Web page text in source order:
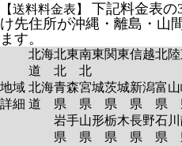
【送料料金表】
下記料金表の
け先住所が沖縄・離島・山
ます。
北海
道
北東
北
南東
北
関東信越北陸
地域
詳細
北海
道
青森
県
岩手
県
宮城
県
山形
県
茨城
県
栃木
県
新潟
県
長野
県
富山
県
石川
県